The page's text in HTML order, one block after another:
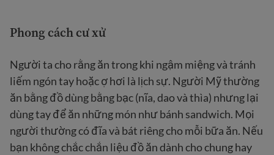
Phong cách cư xử
Người ta cho rằng ăn trong khi ngậm miệng và tránh
liếm ngón tay hoặc ợ hơi là lịch sự. Người Mỹ thường
ăn bằng đồ dùng bằng bạc (nĩa, dao và thìa) nhưng lại
dùng tay để ăn những món như bánh sandwich. Mọi
người thường có đĩa và bát riêng cho mỗi bữa ăn. Nếu
bạn không chắc chắn liệu đồ ăn dành cho chung hay